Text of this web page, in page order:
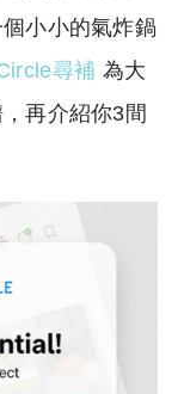
小小的氣炸鍋
尋補 為大
再介紹你3間